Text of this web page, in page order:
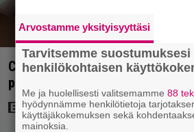
Clint Eastwood näytti Kevin
paikan hyvin yksinkertaisella
Arvostamme yksityisyyttäsi
Tarvitsemme
henkilökohtaisen
Me ja huolellisesti valitsemamme88
hyödynnämme henkilötietoja
käyttäjäkokemuksen sekä
mainoksia.